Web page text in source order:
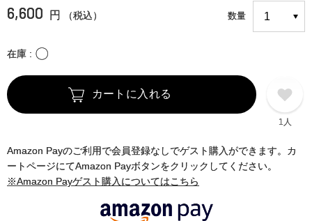
6,600 円 （税込） 数量
在庫 〇
カートに入れる
1人
Amazon Payのご利用で会員登録なしでゲスト購入ができます。カ
ートページにてAmazon Payボタンをクリックしてください。
※Amazon Payゲスト購入についてはこちら